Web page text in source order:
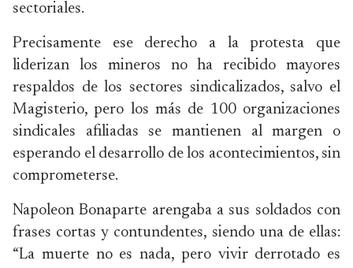
sectoriales.
Precisamente ese derecho a la protesta que
liderizan los mineros no ha recibido mayores
respaldos de los sectores sindicalizados, salvo el
Magisterio, pero los más de 100 organizaciones
sindicales afiliadas se mantienen al margen o
esperando el desarrollo de los acontecimientos, sin
comprometerse.
Napoleon Bonaparte arengaba a sus soldados con
frases cortas y contundentes, siendo una de ellas:
“La muerte no es nada, pero vivir derrotado es